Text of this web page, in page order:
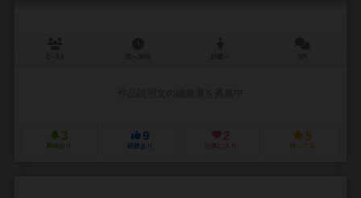
3
興味あり
9
経験あり
2
お気に入り
5
持ってる